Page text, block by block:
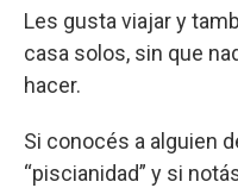
Les gusta viajar y
casa solos, sin que
hacer.
Si conocés a alguien
“piscianidad” y si